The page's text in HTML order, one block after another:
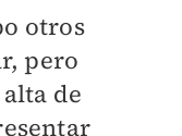
otros
pero
de